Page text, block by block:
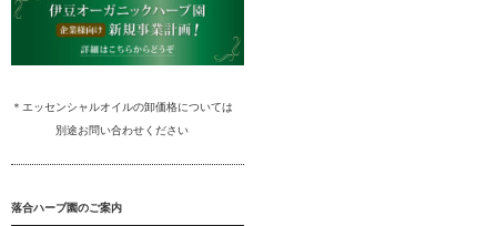
＊エッセンシャルオイルの卸価格については
別途お問い合わせください
落合ハーブ園のご案内